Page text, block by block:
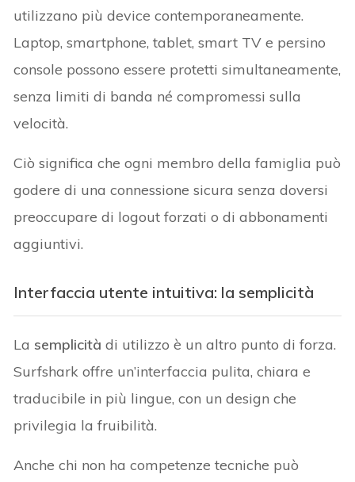
utilizzano più device contemporaneamente.
Laptop, smartphone, tablet, smart TV e persino
console possono essere protetti simultaneamente,
senza limiti di banda né compromessi sulla
velocità.
Ciò significa che ogni membro della famiglia può
godere di una connessione sicura senza doversi
preoccupare di logout forzati o di abbonamenti
aggiuntivi.
Interfaccia utente intuitiva: la semplicità
La semplicitàdi utilizzo è un altro punto di forza.
Surfshark offre un’interfaccia pulita, chiara e
traducibile in più lingue, con un design che
privilegia la fruibilità.
Anche chi non ha competenze tecniche può